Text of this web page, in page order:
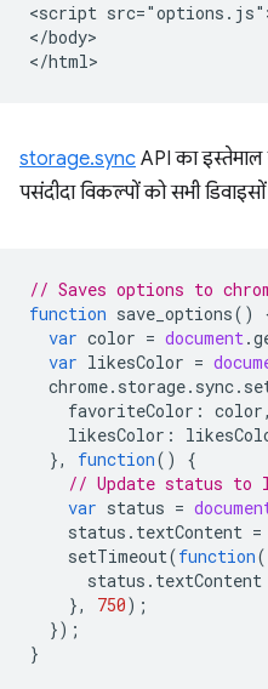
<script
</body>
storage.sync API का
पसंदीदा विकल्पों को सभी
// Saves options to
function save_options()
var color = document.
var likesColor =
chrome. storage. sync.
favoriteColor : color,
likesColor :
},
function()
{
// Update status to
var status =
status . textContent =
setTimeout(function
status . textContent
},
750);
});
}